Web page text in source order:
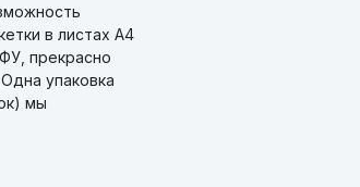
в листах А4
прекрасно
упаковка
мы